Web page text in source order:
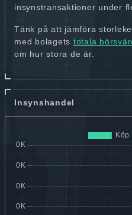
insynstransaktioner under
Tänk på att jämföra
med bolagets totala
om hur stora de är.
Insynshandel